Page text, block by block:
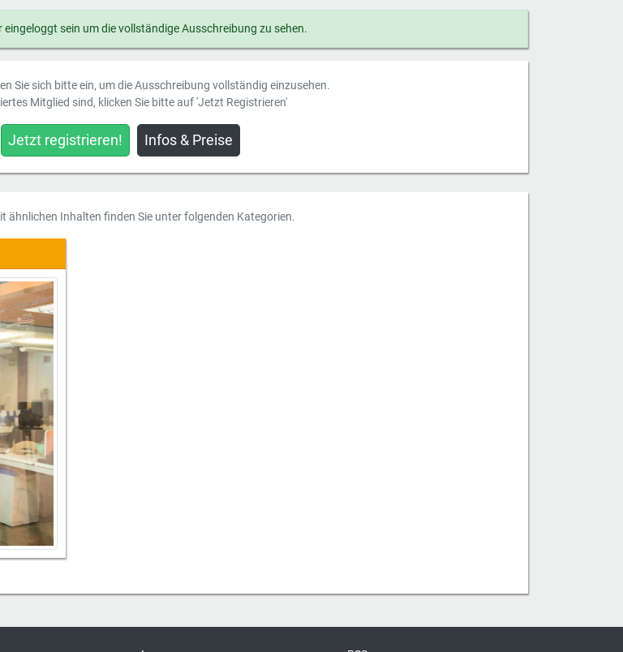
sein um die vollständige Ausschreibung zu sehen.
Sie sich bitte ein, um die Ausschreibung vollständig einzusehen.
Mitglied sind, klicken Sie bitte auf 'Jetzt Registrieren'
Jetzt registrieren! Infos & Preise
ähnlichen Inhalten finden Sie unter folgenden Kategorien.